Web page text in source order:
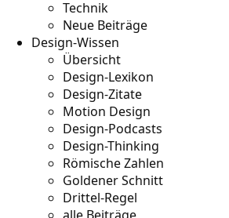
Technik
Neue Beiträge
Design-Wissen
Übersicht
Design-Lexikon
Design-Zitate
Motion Design
Design-Podcasts
Design-Thinking
Römische Zahlen
Goldener Schnitt
Drittel-Regel